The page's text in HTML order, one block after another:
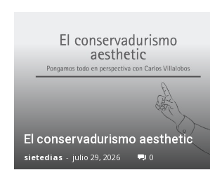
El conservadurismo aesthetic
sietedias - julio 29, 2026 0